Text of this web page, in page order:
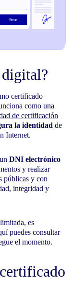
certificado
como una
de certificación
la identidad de
Internet.
DNI electrónico
y realizar
públicas y con
integridad y
es
puedes consultar
el momento.